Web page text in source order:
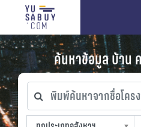
ค้นหาข้อมูล บ้าน
พิมพ์ค้นหาจากชื่อโครงการ
ทุกประเภทอสังหาฯ
ทุกทำเลที่ตั้ง